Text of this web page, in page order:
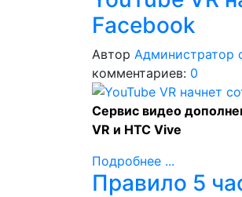
Facebook
Автор Администратор
комментариев: 0
Сервис видео
VR и HTC Vive
Подробнее ...
Правило 5